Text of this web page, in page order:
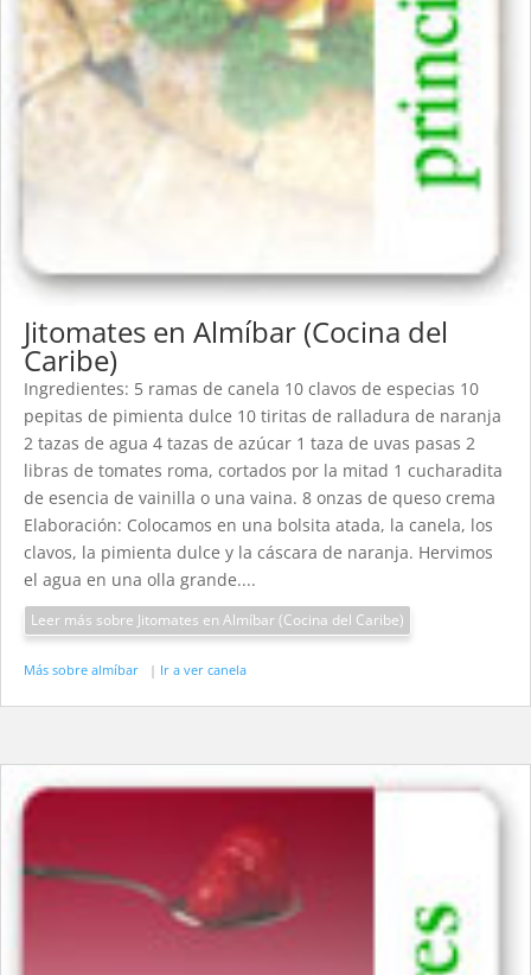
Jitomates en Almíbar (Cocina del
Caribe)
Ingredientes: 5 ramas de canela 10 clavos de especias 10
pepitas de pimienta dulce 10 tiritas de ralladura de naranja
2 tazas de agua 4 tazas de azúcar 1 taza de uvas pasas 2
libras de tomates roma, cortados por la mitad 1 cucharadita
de esencia de vainilla o una vaina. 8 onzas de queso crema
Elaboración: Colocamos en una bolsita atada, la canela, los
clavos, la pimienta dulce y la cáscara de naranja. Hervimos
el agua en una olla grande....
Leer más sobre Jitomates en Almíbar (Cocina del Caribe)
Más sobre almíbar | Ir a ver canela